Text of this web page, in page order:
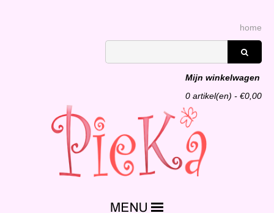
home
Mijn winkelwagen
0 artikel(en) - €0,00